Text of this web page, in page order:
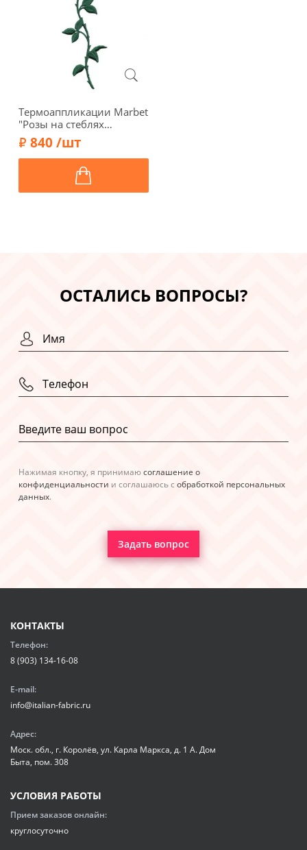
Термоаппликации Marbet
"Розы на стеблях
крупные", 17 х 6 см, цвет
красно-розовый, 2 шт.,
569863.B
840 /шт
ОСТАЛИСЬ ВОПРОСЫ?
Нажимая кнопку, я принимаюсоглашение о
конфиденциальности и соглашаюсь с обработкой персональных
данных.
Задать вопрос
КОНТАКТЫ
Телефон:
8 (903) 134-16-08
E-mail:
info@italian-fabric.ru
Адрес:
Моск. обл., г. Королёв, ул. Карла Маркса, д. 1 А. Дом
Быта, пом. 308
УСЛОВИЯ РАБОТЫ
Прием заказов онлайн:
круглосуточно